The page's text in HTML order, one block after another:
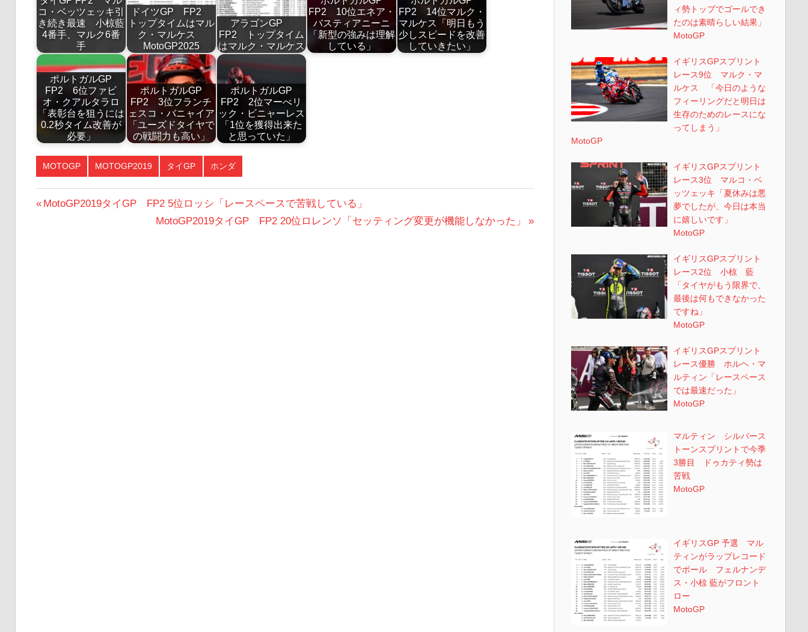
コ・ベッツェッキ引
き続き最速 小椋藍
4番手、マルク6番
手
ドイツGP FP2
トップタイムはマル
ク・マルケス
MotoGP2025
アラゴンGP
FP2 トップタイム
はマルク・マルケス
FP2 10位エネア・
バスティアニーニ
「新型の強みは理解
している」
FP2 14位マルク・
マルケス「明日もう
少しスピードを改善
していきたい」
ポルトガルGP
FP2 6位ファビ
オ・クアルタラロ
「表彰台を狙うには
0.2秒タイム改善が
必要」
ポルトガルGP
FP2 3位フランチ
ェスコ・バニャイア
「ユーズドタイヤで
の戦闘力も高い」
ポルトガルGP
FP2 2位マーべリ
ック・ビニャーレス
「1位を獲得出来た
と思っていた」
MOTOGP MOTOGP2019 タイGP ホンダ
投
前
MotoGP2019タイGP FP2 5位ロッシ「レースペースで苦戦している」
次
MotoGP2019タイGP FP2 20位ロレンソ「セッティング変更が機能しなかった」
ィ勢トップでゴールでき
たのは素晴らしい結果」
MotoGP
イギリスGPスプリント
レース9位 マルク・マ
ルケス 「今日のような
フィーリングだと明日は
生存のためのレースにな
ってしまう」
MotoGP
イギリスGPスプリント
レース3位 マルコ・ベ
ッツェッキ「夏休みは悪
夢でしたが、今日は本当
に嬉しいです」
MotoGP
イギリスGPスプリント
レース2位 小椋 藍
「タイヤがもう限界で、
最後は何もできなかった
ですね」
MotoGP
イギリスGPスプリント
レース優勝 ホルヘ・マ
ルティン「レースペース
では最速だった」
MotoGP
マルティン シルバース
トーンスプリントで今季
3勝目 ドゥカティ勢は
苦戦
MotoGP
イギリスGP 予選 マル
ティンがラップレコード
でポール フェルナンデ
ス・小椋 藍がフロント
ロー
MotoGP